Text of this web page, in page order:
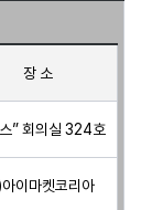
장 소
” 회의실 324호
이마켓코리아